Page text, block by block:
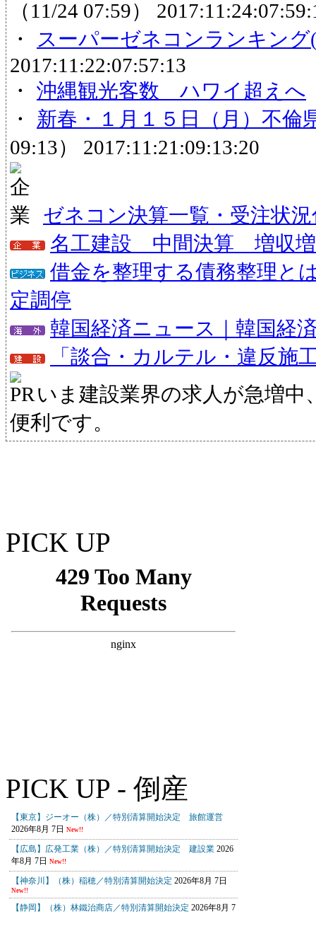
（11/24 07:59）
・
スーパーゼネコンランキン
2017:11:22:07:57:13
・ 沖縄観光客数 ハワイ超えへ
・ 新春・１月１５日（月）不倫
09:13） 2017:11:21:09:13:20
ゼネコン決算一覧・受注状況
名工建設 中間決算 増収
借金を整理する債務整理と
定調停
韓国経済ニュース｜韓国経
「談合・カルテル・違反施
いま建設業界の求人が急増中
便利です。
PICK UP
PICK UP - 倒産